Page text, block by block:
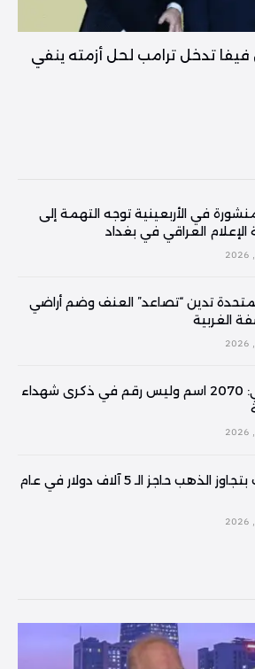
فيفا تدخل ترامب لحل أزمته ينفي
في الأربعينية توجه التهمة إلى
العراقي في بغداد
تدين “تصاعد” العنف وضم أراضي
الغربية
النجيفي: 2070 اسم وليس رقم في ذكرى شهداء
توقعات بتجاوز الذهب حاجز الـ 5 آلاف دولار في عام